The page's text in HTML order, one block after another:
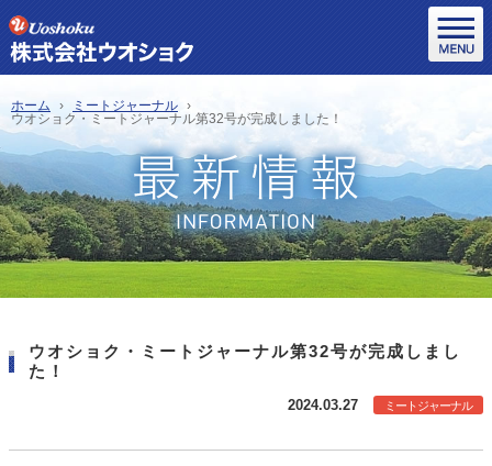
ホーム
ミートジャーナル
ウオショク・ミートジャーナル第32号が完成しました！
ウオショク・ミートジャーナル第32号が完成しまし
た！
2024.03.27 ミートジャーナル